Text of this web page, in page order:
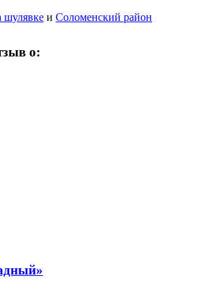
шулявке и Соломенский район
о: